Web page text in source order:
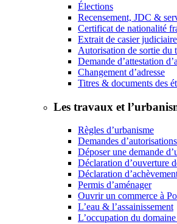
Élections
Recensement, JDC &
Certificat de nationalité
Extrait de casier judiciaire
Autorisation de sortie du
Demande d’attestation
Changement d’adresse
Titres & documents des
Les travaux et
Règles d’urbanisme
Demandes
Déposer une demande
Déclaration d’ouverture
Déclaration
Permis d’aménager
Ouvrir un commerce à
L’eau & l’assainissement
L’occupation du